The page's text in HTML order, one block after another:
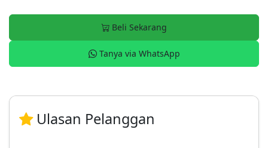
Beli Sekarang
Tanya via WhatsApp
Ulasan Pelanggan